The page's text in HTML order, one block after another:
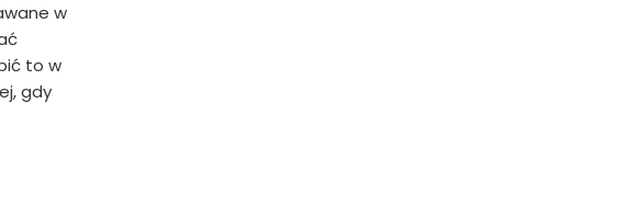
w
to w
gdy